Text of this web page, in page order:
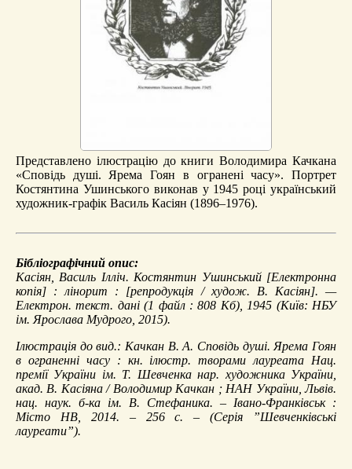
Представлено ілюстрацію до книги Володимира Качкана
«Сповідь душі. Ярема Гоян в огранені часу». Портрет
Костянтина Ушинського виконав у 1945 році український
художник-графік Василь Касіян (1896–1976).
Бібліографічний опис:
Касіян, Василь Ілліч. Костянтин Ушинський[Електронна
копія] : лінорит : [репродукція / худож. В. Касіян]. —
Електрон. текст. дані (1 файл : 808 Кб), 1945 (Київ: НБУ
ім. Ярослава Мудрого, 2015).
Ілюстрація до вид.: Качкан В. А. Сповідь душі. Ярема Гоян
в ограненні часу : кн. ілюстр. творами лауреата Нац.
премії України ім. Т. Шевченка нар. художника України,
акад. В. Касіяна / Володимир Качкан ; НАН України, Львів.
нац. наук. б-ка ім. В. Стефаника. – Івано-Франківськ :
Місто НВ, 2014. – 256 с. – (Серія ”Шевченківські
лауреати”).